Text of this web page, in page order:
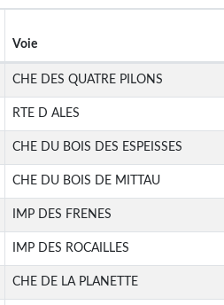
Voie
CHE DES QUATRE PILONS
RTE D ALES
CHE DU BOIS DES ESPEISSES
CHE DU BOIS DE MITTAU
IMP DES FRENES
IMP DES ROCAILLES
CHE DE LA PLANETTE